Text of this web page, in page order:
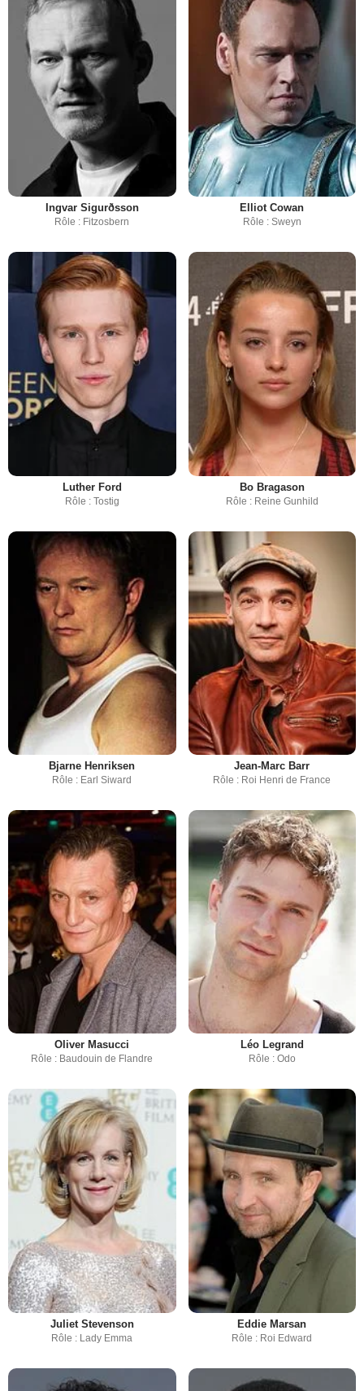
Ingvar Sigurðsson
Rôle : Fitzosbern
Elliot Cowan
Rôle : Sweyn
Luther Ford
Rôle : Tostig
Bo Bragason
Rôle : Reine Gunhild
Bjarne Henriksen
Rôle : Earl Siward
Jean-Marc Barr
Rôle : Roi Henri de France
Oliver Masucci
Rôle : Baudouin de Flandre
Léo Legrand
Rôle : Odo
Juliet Stevenson
Rôle : Lady Emma
Eddie Marsan
Rôle : Roi Edward